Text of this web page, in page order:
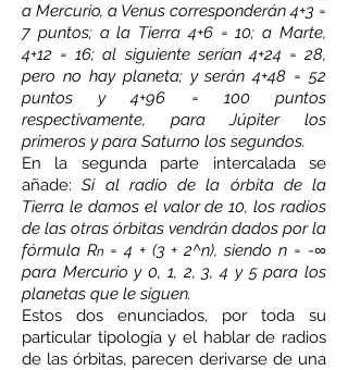
a Mercurio, a Venus corresponderán 4+3 =
7 puntos; a la Tierra 4+6 = 10; a Marte,
4+12 = 16; al siguiente serían 4+24 = 28,
pero no hay planeta; y serán 4+48 = 52
puntos y 4+96 = 100 puntos
respectivamente, para Júpiter los
primeros y para Saturno los segundos.
En la segunda parte intercalada se
añade:Si al radio de la órbita de la
Tierra le damos el valor de 10, los radios
de las otras órbitas vendrán dados por la
fórmula Rn = 4 + (3 + 2^n), siendo n = -∞
para Mercurio y 0, 1, 2, 3, 4 y 5 para los
planetas que le siguen.
Estos dos enunciados, por toda su
particular tipología y el hablar de radios
de las órbitas, parecen derivarse de una